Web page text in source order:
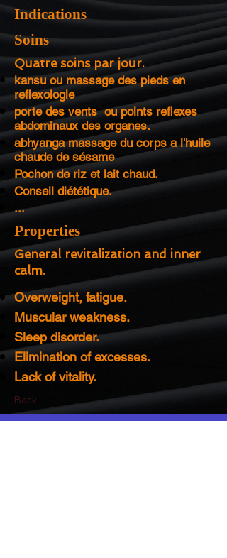
Indications
Soins
Quatre soins par jour.
kansu ou massage des pieds en
reflexologie
porte des vents ou points reflexes
abdominaux des organes.
abhyanga massage du corps a l'huile
chaude de sésame
Pochon de riz et lait chaud.
Conseil diététique.
...
Properties
General revitalization and inner
calm.
Overweight, fatigue.
Muscular weakness.
Sleep disorder.
Elimination of excesses.
Lack of vitality.
Back